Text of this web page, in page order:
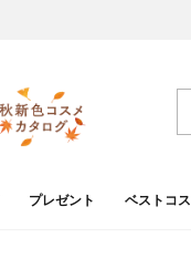
プレゼント ベストコ